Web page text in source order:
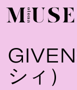
オトナミ
シィ）